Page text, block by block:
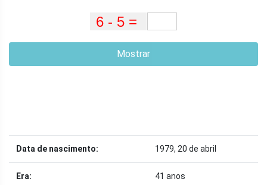
Mostrar
Data de nascimento: 1979, 20 de abril
Era: 41 anos